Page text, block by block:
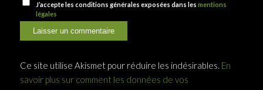
J’accepte les conditions générales exposées dans lesmentions
légales
Ce site utilise Akismet pour réduire les indésirables. En
savoir plus sur comment les données de vos